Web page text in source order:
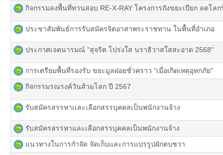
กิจกรรมลงพื้นที่ทวนสอบ RE-X-RAY โครงการถังขยะเปียก ลดโล
ประชาสัมพันธ์การรับสมัครจิตอาสาพระราชทาน ในพื้นที่อำเภอ
ประกาศเจตนารมณ์ "สุจริต โปร่งใส นราธิวาสใสสะอาด 2568"
การเตรียมพื้นที่รองรับ ขยะมูลฝอยชั่วคราว "เมื่อเกิดเหตุอุทกภัย"
กิจกรรมรณรงค์วันส้วมโลก ปี 2567
รับสมัครสรรหาเเละเลือกสรรบุคคลเป็นพนักงานจ้าง
รับสมัครสรรหาและเลือกสรรบุคคลเป็นพนักงานจ้าง
แนวทางในการกำจัด จัดเก็บและการแปรรูปผักตบชวา